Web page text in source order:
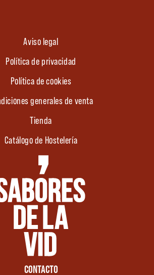
Aviso legal
Política de privacidad
Política de cookies
generales de venta
Tienda
Catálogo de Hostelería
CONTACTO